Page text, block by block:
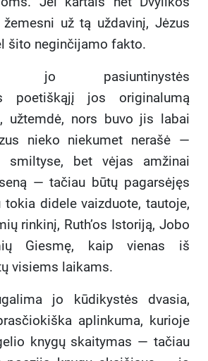
už tą uždavinį, Jėzus
šito neginčijamo fakto.
jo pasiuntinystės
poetiškąjį jos originalumą
užtemdė, nors buvo jis labai
nieko niekumet nerašė —
bet vėjas amžinai
— tačiau būtų pagarsėjęs
didele vaizduote, tautoje,
rinkinį, Ruth’os Istoriją, Jobo
Giesmę, kaip vienas iš
visiems laikams.
jo kūdikystės dvasia,
aplinkuma, kurioje
knygų skaitymas — tačiau